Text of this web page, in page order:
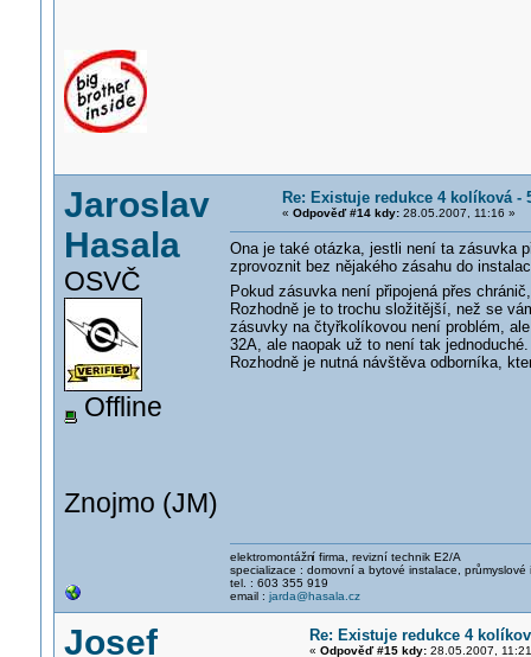
Jaroslav
Hasala
OSVČ
Offline
Znojmo (JM)
Re: Existuje redukce 4 kolíková -
« Odpověď #14 kdy:28.05.2007, 11:16 »
Ona je také otázka, jestli není ta zásuvka
zprovoznit bez nějakého zásahu do
Pokud zásuvka není připojená přes
Rozhodně je to trochu složitější, než se
zásuvky na čtyřkolíkovou není problém,
32A, ale naopak už to není tak
Rozhodně je nutná návštěva odborníka,
elektromontážní firma, revizní technik E2/A
specializace : domovní a bytové instalace, průmyslové
tel. : 603 355 919
email : jarda@hasala.cz
Josef
Re: Existuje redukce 4
« Odpověď #15 kdy:28.05.2007,